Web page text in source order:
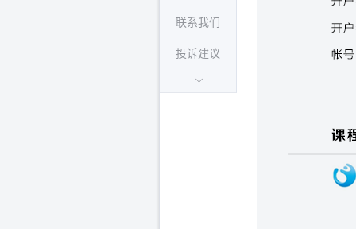
联系我们
投诉建议